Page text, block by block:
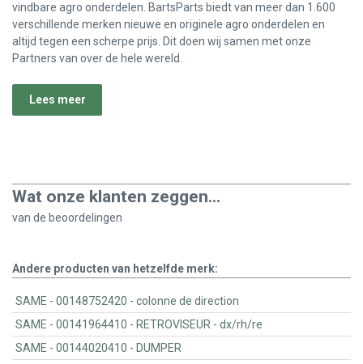
vindbare agro onderdelen. BartsParts biedt van meer dan 1.600
verschillende merken nieuwe en originele agro onderdelen en
altijd tegen een scherpe prijs. Dit doen wij samen met onze
Partners van over de hele wereld.
Lees meer
Wat onze klanten zeggen...
van de beoordelingen
Andere producten van hetzelfde merk:
SAME - 00148752420 - colonne de direction
SAME - 00141964410 - RETROVISEUR - dx/rh/re
SAME - 00144020410 - DUMPER